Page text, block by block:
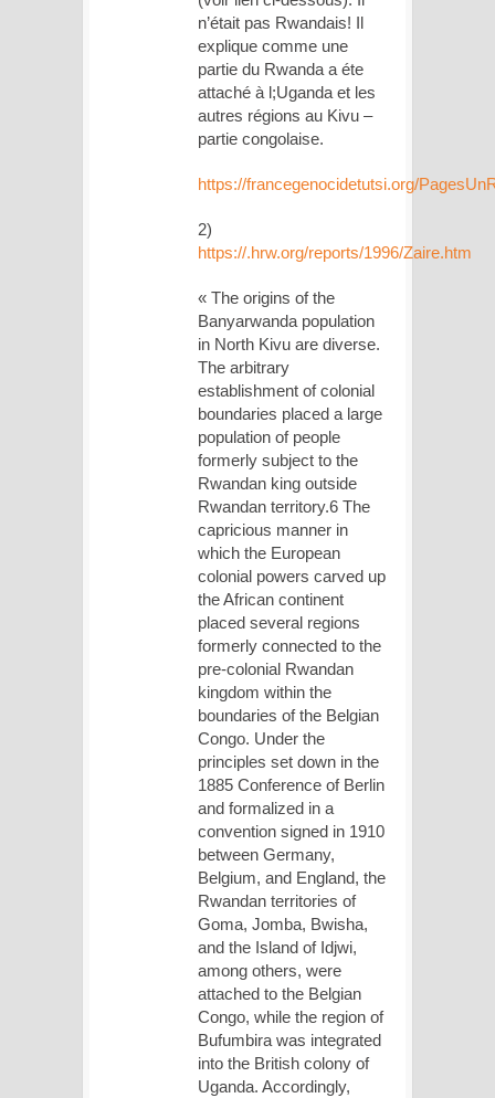
n’était pas Rwandais! Il
explique comme une
partie du Rwanda a éte
attaché à l;Uganda et les
autres régions au Kivu –
partie congolaise.
https://francegenocidetutsi.org/
2)
https://.hrw.org/reports/1996/Zaire.htm
« The origins of the
Banyarwanda population
in North Kivu are diverse.
The arbitrary
establishment of colonial
boundaries placed a large
population of people
formerly subject to the
Rwandan king outside
Rwandan territory.6 The
capricious manner in
which the European
colonial powers carved up
the African continent
placed several regions
formerly connected to the
pre-colonial Rwandan
kingdom within the
boundaries of the Belgian
Congo. Under the
principles set down in the
1885 Conference of Berlin
and formalized in a
convention signed in 1910
between Germany,
Belgium, and England, the
Rwandan territories of
Goma, Jomba, Bwisha,
and the Island of Idjwi,
among others, were
attached to the Belgian
Congo, while the region of
Bufumbira was integrated
into the British colony of
Uganda. Accordingly,